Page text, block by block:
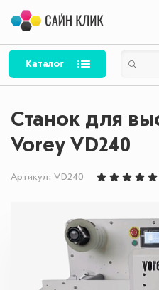
Каталог
Станок для
Vorey VD240
Артикул: VD240